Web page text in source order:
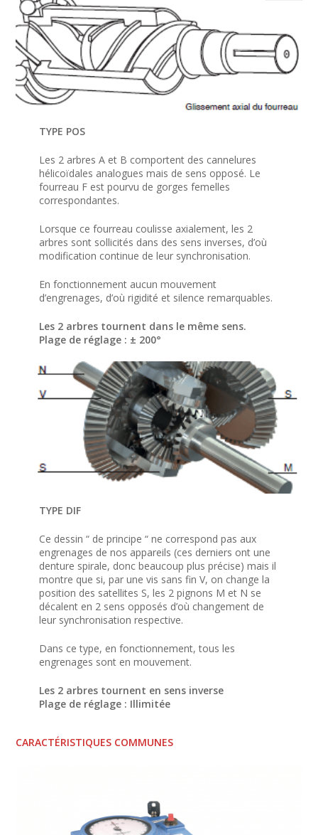
TYPE POS
Les 2 arbres A et B comportent des cannelures
hélicoïdales analogues mais de sens opposé. Le
fourreau F est pourvu de gorges femelles
correspondantes.
Lorsque ce fourreau coulisse axialement, les 2
arbres sont sollicités dans des sens inverses, d’où
modification continue de leur synchronisation.
En fonctionnement aucun mouvement
d’engrenages, d’où rigidité et silence remarquables.
Les 2 arbres tournent dans le même sens.
Plage de réglage : ± 200°
TYPE DIF
Ce dessin “ de principe “ ne correspond pas aux
engrenages de nos appareils (ces derniers ont une
denture spirale, donc beaucoup plus précise) mais il
montre que si, par une vis sans fin V, on change la
position des satellites S, les 2 pignons M et N se
décalent en 2 sens opposés d’où changement de
leur synchronisation respective.
Dans ce type, en fonctionnement, tous les
engrenages sont en mouvement.
Les 2 arbres tournent en sens inverse
Plage de réglage : Illimitée
CARACTÉRISTIQUES COMMUNES